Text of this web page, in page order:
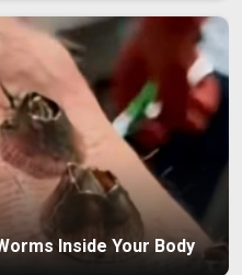
Inside Your Body